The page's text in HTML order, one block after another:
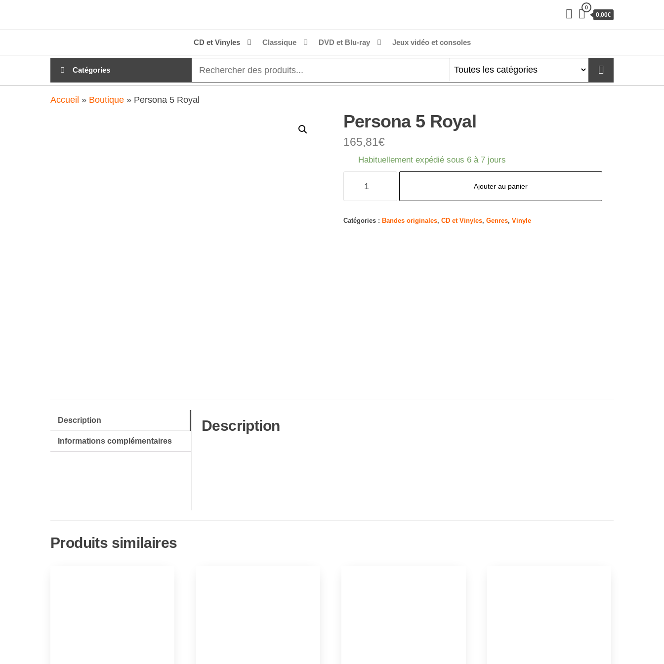
clubdial.fr
0
0,00€
CD et Vinyles Classique DVD et Blu-ray Jeux vidéo et consoles
Catégories
Accueil » Boutique » Persona 5 Royal
Persona 5 Royal
165,81€
Habituellement expédié sous 6 à 7 jours
5
Ajouter au panier
Catégories : Bandes originales, CD et Vinyles, Genres, Vinyle
Description
Informations complémentaires
Description
Produits similaires